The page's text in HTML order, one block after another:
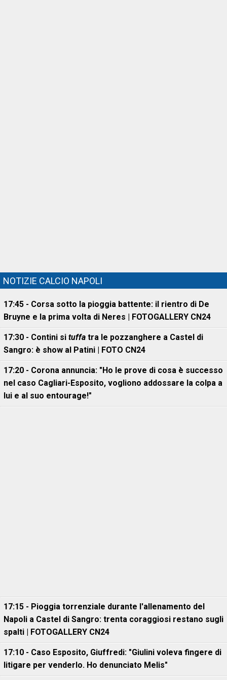
NOTIZIE CALCIO NAPOLI
17:45 - Corsa sotto la pioggia battente: il rientro di De
Bruyne e la prima volta di Neres | FOTOGALLERY CN24
17:30 - Contini si tuffa tra le pozzanghere a Castel di
Sangro: è show al Patini | FOTO CN24
17:20 - Corona annuncia: "Ho le prove di cosa è successo
nel caso Cagliari-Esposito, vogliono addossare la colpa a
lui e al suo entourage!"
17:15 - Pioggia torrenziale durante l'allenamento del
Napoli a Castel di Sangro: trenta coraggiosi restano sugli
spalti | FOTOGALLERY CN24
17:10 - Caso Esposito, Giuffredi: "Giulini voleva fingere di
litigare per venderlo. Ho denunciato Melis"